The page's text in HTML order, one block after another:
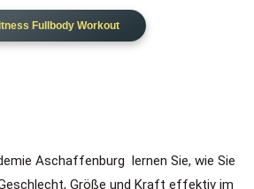
Fullbody Workout
Aschaffenburg lernen Sie, wie Sie
Größe und Kraft effektiv im